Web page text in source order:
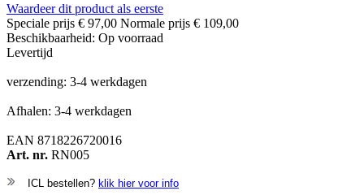
Waardeer dit product als eerste
Speciale prijs € 97,00 Normale prijs € 109,00
Beschikbaarheid: Op voorraad
Levertijd
verzending: 3-4 werkdagen
Afhalen: 3-4 werkdagen
EAN 8718226720016
Art. nr. RN005
ICL bestellen? klik hier voor info